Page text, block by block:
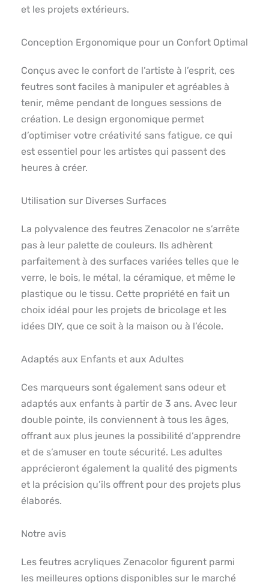
et les projets extérieurs.
Conception Ergonomique pour un Confort Optimal
Conçus avec le confort de l’artiste à l’esprit, ces
feutres sont faciles à manipuler et agréables à
tenir, même pendant de longues sessions de
création. Le design ergonomique permet
d’optimiser votre créativité sans fatigue, ce qui
est essentiel pour les artistes qui passent des
heures à créer.
Utilisation sur Diverses Surfaces
La polyvalence des feutres Zenacolor ne s’arrête
pas à leur palette de couleurs. Ils adhèrent
parfaitement à des surfaces variées telles que le
verre, le bois, le métal, la céramique, et même le
plastique ou le tissu. Cette propriété en fait un
choix idéal pour les projets de bricolage et les
idées DIY, que ce soit à la maison ou à l’école.
Adaptés aux Enfants et aux Adultes
Ces marqueurs sont également sans odeur et
adaptés aux enfants à partir de 3 ans. Avec leur
double pointe, ils conviennent à tous les âges,
offrant aux plus jeunes la possibilité d’apprendre
et de s’amuser en toute sécurité. Les adultes
apprécieront également la qualité des pigments
et la précision qu’ils offrent pour des projets plus
élaborés.
Notre avis
Les feutres acryliques Zenacolor figurent parmi
les meilleures options disponibles sur le marché